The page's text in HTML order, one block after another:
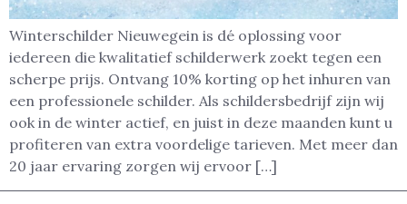
Winterschilder Nieuwegein is dé oplossing voor
iedereen die kwalitatief schilderwerk zoekt tegen een
scherpe prijs. Ontvang 10% korting op het inhuren van
een professionele schilder. Als schildersbedrijf zijn wij
ook in de winter actief, en juist in deze maanden kunt u
profiteren van extra voordelige tarieven. Met meer dan
20 jaar ervaring zorgen wij ervoor […]